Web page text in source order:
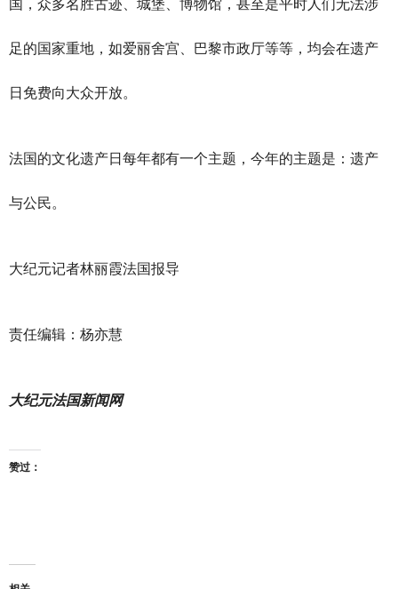
国，众多名胜古迹、城堡、博物馆，甚至是平时人们无法涉
足的国家重地，如爱丽舍宫、巴黎市政厅等等，均会在遗产
日免费向大众开放。
法国的文化遗产日每年都有一个主题，今年的主题是：遗产
与公民。
大纪元记者林丽霞法国报导
责任编辑：杨亦慧
大纪元法国新闻网
赞过：